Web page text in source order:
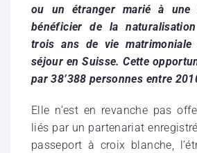
ou un étranger marié à une
bénéficier de la
trois ans de vie
séjour en Suisse. Cette
par 38’388 personnes entre
Elle n’est en revanche pas
liés par un partenariat
passeport à croix blanche,